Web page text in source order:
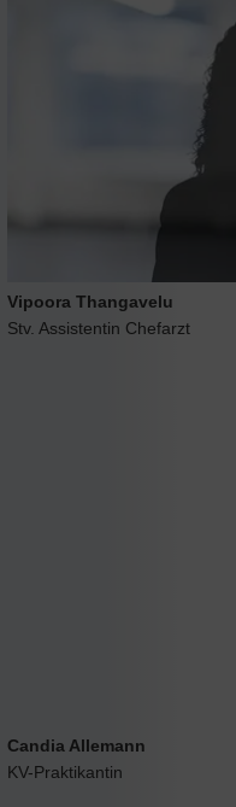
Vipoora Thangavelu
Stv. Assistentin Chefarzt
Candia Allemann
KV-Praktikantin